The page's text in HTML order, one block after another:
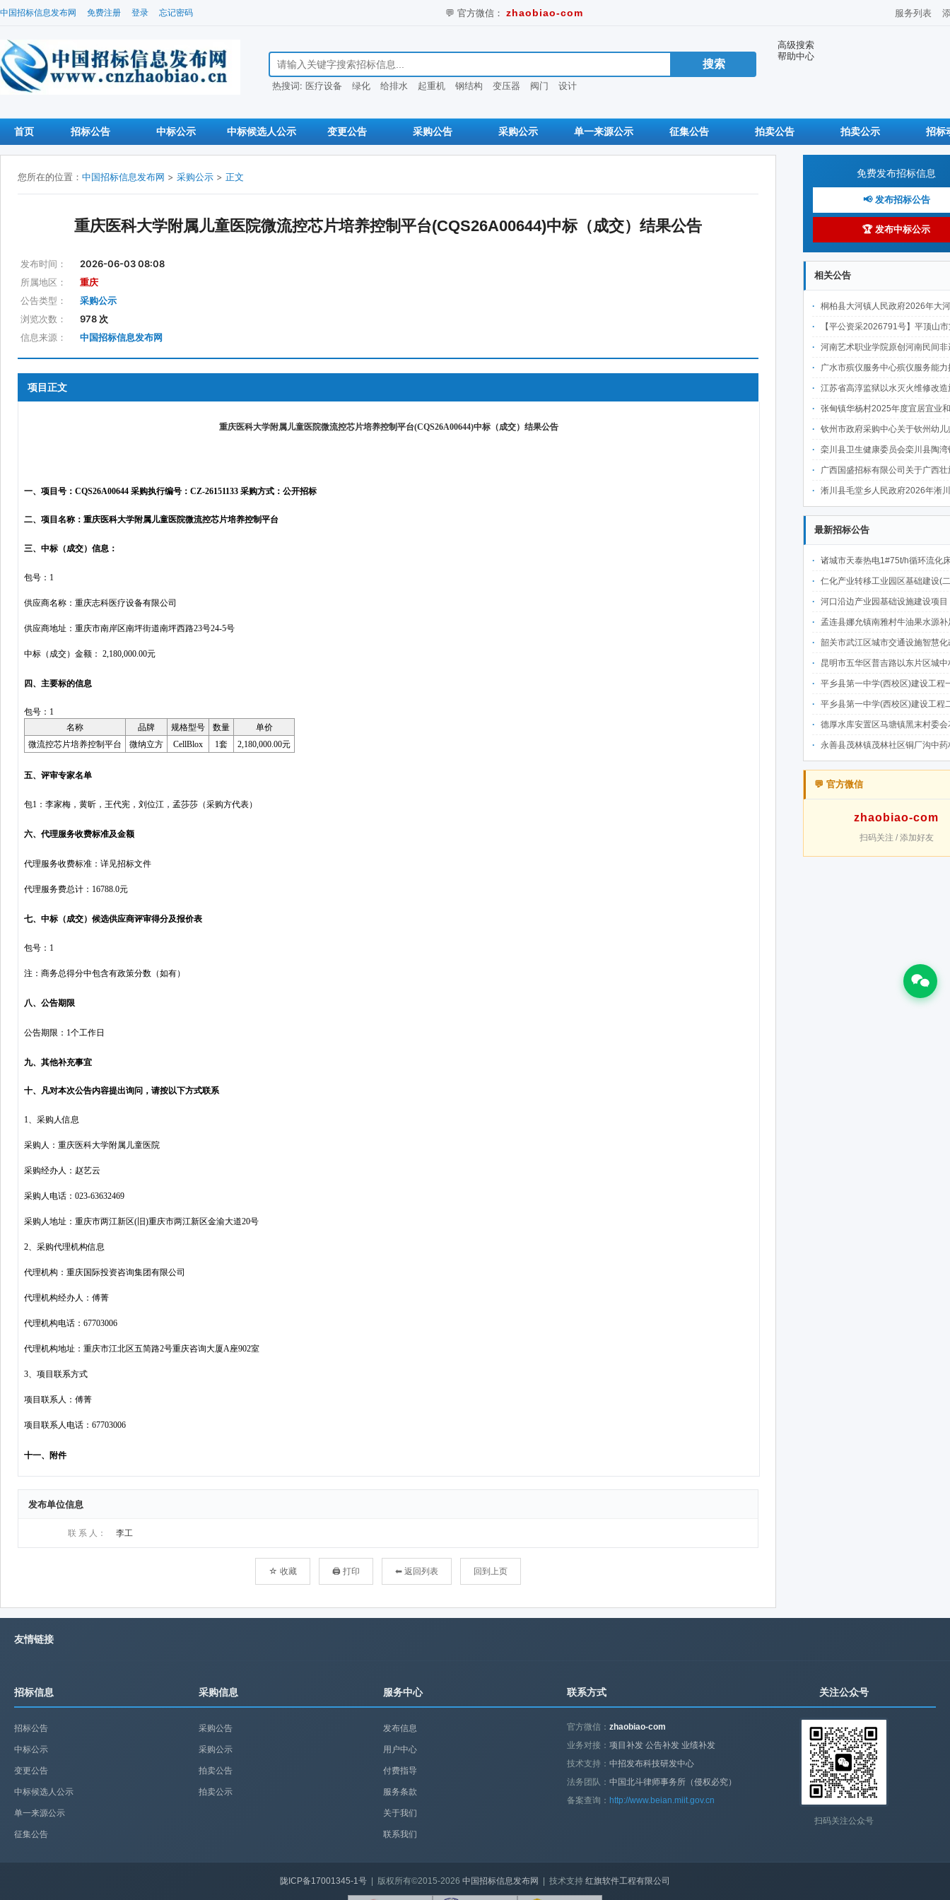
中国招标信息发布网 免费注册 登录 忘记密码 💬 官方微信： zhaobiao-com 服务列表
搜索招标信息
热搜词: 医疗设备 绿化 给排水 起重机 钢结构 变压器 阀门 设计
高级搜索
帮助中心
首页 招标公告 中标公示 中标候选人公示 变更公告 采购公告 采购公示 单一来源公示 征集公告 拍卖公告 拍卖公示 招标
您所在的位置： 中国招标信息发布网 > 采购公示 > 正文
重庆医科大学附属儿童医院微流控芯片培养控制平台(CQS26A00644)中标（成交）结果公告
发布时间：
2026-06-03 08:08
所属地区：
重庆
公告类型：
采购公示
浏览次数：
978 次
信息来源：
中国招标信息发布网
项目正文
发布单位信息
联 系 人： 李工
☆ 收藏 🖨 打印 ⬅ 返回列表 回到上页
免费发布招标信息
📢 发布招标公告
🏆 发布中标公示
相关公告
桐柏县大河镇人民政府2026年大河镇农村人居环境提升项目
【平公资采2026791号】平顶山市第二人民医院老病房楼加固改造项目(含钢结构加建和既有建筑拆改加固工
河南艺术职业学院原创河南民间非遗舞剧《农历》加工提高项目-
广水市殡仪服务中心殡仪服务能力提升项目中标成
江苏省高淳监狱以水灭火维修改造施工项目成
张甸镇华杨村2025年度宜居宜业和美乡村建设(市级)项目
钦州市政府采购中心关于钦州幼儿师范高等专科学校5号教学楼1号计算机实训室设备采购及安装（QZZC2026-J1-990200-
栾川县卫生健康委员会栾川县陶湾镇中心卫生院特色科室建设项目-
广西国盛招标有限公司关于广西壮族自治区图书馆图书智能分拣与搬运服务采购（GXZC2026-C3-002371-
淅川县毛堂乡人民政府2026年淅川县毛堂乡店子街村人居环境提升项
最新招标公告
诸城市天泰热电1#75t/h循环流化床锅炉及配套设施升级改造项目（设计施工一体
仁化产业转移工业园区基础建设(二期)一韶关仁化产业园区工业二路道路及桥梁(西侧扩园段)建设
河口沿边产业园基础设施建设项目（二期）设计施工总承包（EPC）(三次
孟连县娜允镇南雅村牛油果水源补足提质增效建设项目
韶关市武江区城市交通设施智慧化改造提升项目-基础建设工程（一期）A标段施
昆明市五华区普吉路以东片区城中村改造项目（一期）A7、A-4-2地块安置房项目供配电设计施工一体化
平乡县第一中学(西校区)建设工程一标段施工
平乡县第一中学(西校区)建设工程二标段施工
德厚水库安置区马塘镇黑末村委会花庄移民安置点美丽家园·移民新村建设项
永善县茂林镇茂林社区铜厂沟中药材产业配套水利设施建设项目
💬 官方微信
zhaobiao-com
扫码关注 / 添加好友
友情链接
招标信息
招标公告
中标公示
变更公告
中标候选人公示
单一来源公示
征集公告
采购信息
采购公告
采购公示
拍卖公告
拍卖公示
服务中心
发布信息
用户中心
付费指导
服务条款
关于我们
联系我们
联系方式
官方微信：zhaobiao-com
业务对接：项目补发 公告补发 业绩补发
技术支持：中招发布科技研发中心
法务团队：中国北斗律师事务所（侵权必究）
备案查询： http://www.beian.miit.gov.cn
关注公众号
扫码关注公众号
陇ICP备17001345-1号 | 版权所有©2015-2026 中国招标信息发布网 | 技术支持 红旗软件工程有限公司